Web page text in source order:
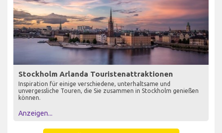
Stockholm Arlanda Touristenattraktionen
Inspiration für einige verschiedene, unterhaltsame und
unvergessliche Touren, die Sie zusammen in Stockholm genießen
können.
Anzeigen...